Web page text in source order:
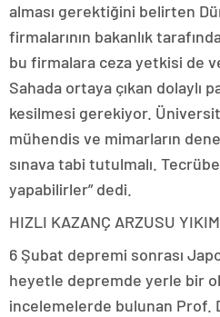
alması gerektiğini belirten
firmalarının bakanlık
bu firmalara ceza yetkisi de
Sahada ortaya çıkan dolaylı
kesilmesi gerekiyor.
mühendis ve mimarların
sınava tabi tutulmalı.
yapabilirler” dedi.
HIZLI KAZANÇ ARZUSU
6 Şubat depremi sonrası
heyetle depremde yerle bir
incelemelerde bulunan Prof.